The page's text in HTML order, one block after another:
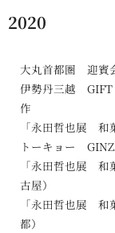
2020
大丸首都圏 迎賓
伊勢丹三越 GIFT
作
「永田哲也展 和
トーキョー
「永田哲也展 和
古屋）
「永田哲也展 和
都）